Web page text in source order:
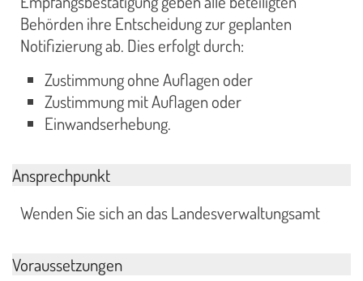
Behörden ihre Entscheidung zur geplanten
Notifizierung ab. Dies erfolgt durch:
Zustimmung ohne Auflagen oder
Zustimmung mit Auflagen oder
Einwandserhebung.
Ansprechpunkt
Wenden Sie sich an das Landesverwaltungsamt
Voraussetzungen